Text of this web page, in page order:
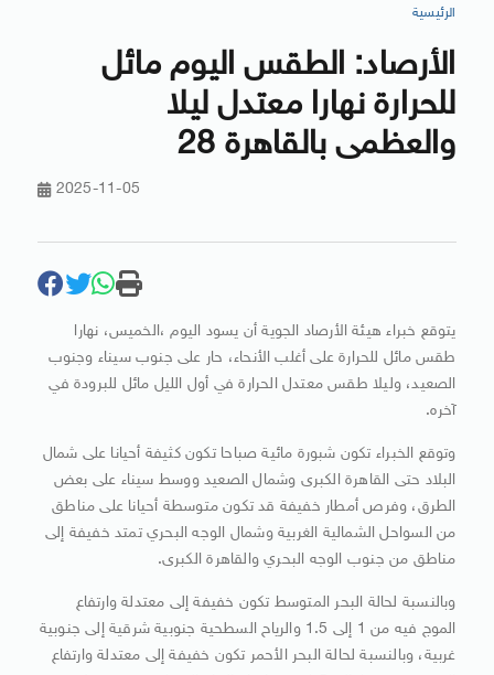
الرئيسية
الأرصاد: الطقس اليوم مائل
للحرارة نهارا معتدل ليلا
والعظمى بالقاهرة 28
2025-11-05
يتوقع خبراء هيئة الأرصاد الجوية أن يسود اليوم ،الخميس، نهارا
طقس مائل للحرارة على أغلب الأنحاء، حار على جنوب سيناء وجنوب
الصعيد، وليلا طقس معتدل الحرارة في أول الليل مائل للبرودة في
آخره.
وتوقع الخبراء تكون شبورة مائية صباحا تكون كثيفة أحيانا على شمال
البلاد حتى القاهرة الكبرى وشمال الصعيد ووسط سيناء على بعض
الطرق، وفرص أمطار خفيفة قد تكون متوسطة أحيانا على مناطق
من السواحل الشمالية الغربية وشمال الوجه البحري تمتد خفيفة إلى
مناطق من جنوب الوجه البحري والقاهرة الكبرى.
وبالنسبة لحالة البحر المتوسط تكون خفيفة إلى معتدلة وارتفاع
الموج فيه من 1 إلى 1.5 والرياح السطحية جنوبية شرقية إلى جنوبية
غربية، وبالنسبة لحالة البحر الأحمر تكون خفيفة إلى معتدلة وارتفاع